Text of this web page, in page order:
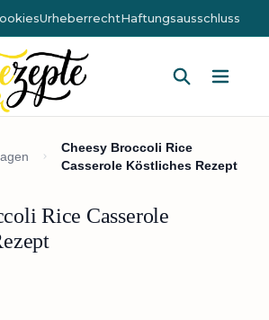
UrheberrechtHaftungsausschluss
Cheesy Broccoli Rice
Casserole Köstliches Rezept
Rice Casserole